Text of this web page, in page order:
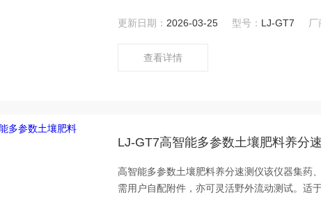
更新日期： 2026-03-25 型号： LJ-GT7 厂
查看详情
LJ-GT7高智能多参数土壤肥料养分
高智能多参数土壤肥料养分速测仪该仪器集药
需用户自配附件，亦可灵活野外流动测试。适